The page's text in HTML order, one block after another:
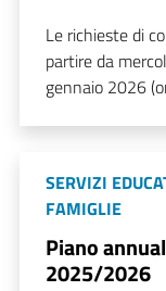
Le richieste di
partire da
gennaio 2026
SERVIZI
FAMIGLIE
Piano
2025/2026